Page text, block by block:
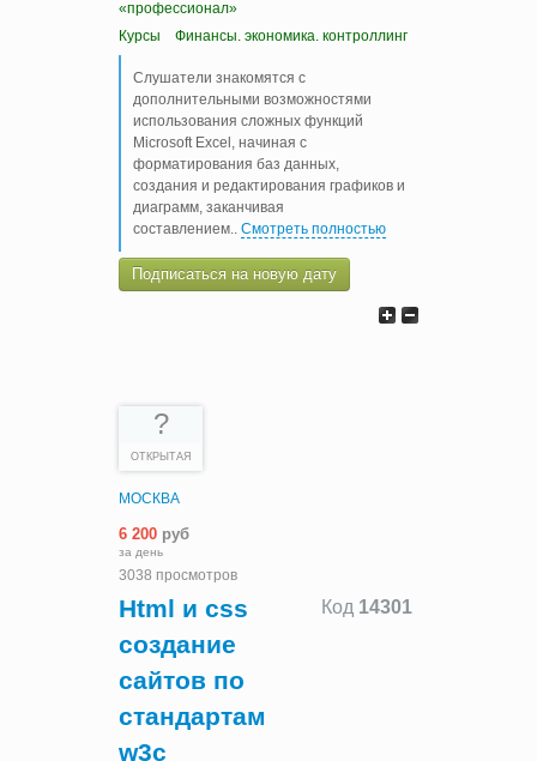
«профессионал»
Курсы
Финансы. экономика. контроллинг
Слушатели знакомятся с
дополнительными возможностями
использования сложных функций
Microsoft Excel, начиная с
форматирования баз данных,
создания и редактирования графиков и
диаграмм, заканчивая
составлением.. Смотреть полностью
Подписаться на новую дату
?
ОТКРЫТАЯ
МОСКВА
6 200 руб
за день
3038 просмотров
Код 14301
Html и css
создание
сайтов по
стандартам
w3c